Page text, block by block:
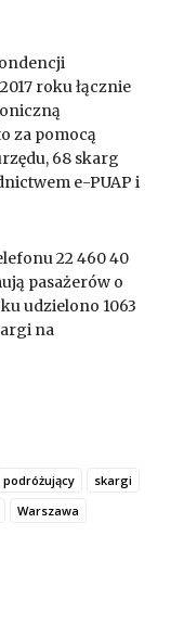
roku łącznie
za pomocą
68 skarg
e-PUAP i
22 460 40
pasażerów o
udzielono 1063
na
podróżujący
skargi
Warszawa